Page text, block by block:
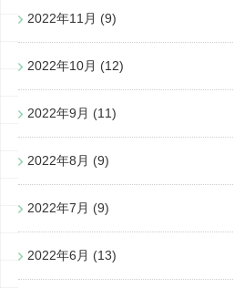
2022年11月 (9)
2022年10月 (12)
2022年9月 (11)
2022年8月 (9)
2022年7月 (9)
2022年6月 (13)